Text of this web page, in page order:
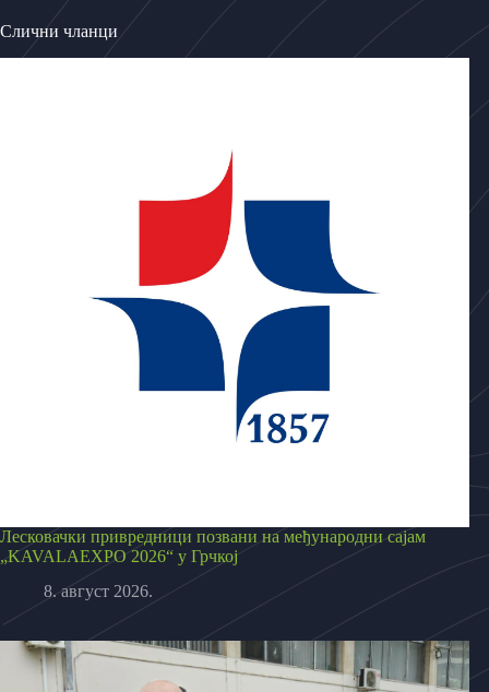
Слични чланци
Лесковачки привредници позвани на међународни сајам
„KAVALAEXPO 2026“ у Грчкој
8. август 2026.